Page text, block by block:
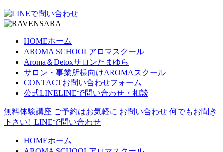
HOMEホーム
AROMA SCHOOLアロマスクール
Aroma＆Detoxサロンたまゆら
サロン・事業所様向けAROMAスクール
CONTACTお問い合わせフォーム
公式LINELINEで問い合わせ・相談
無料体験講座 ご予約はお気軽に お問い合わせ 何でもお聞き
下さい! LINEで問い合わせ
HOMEホーム